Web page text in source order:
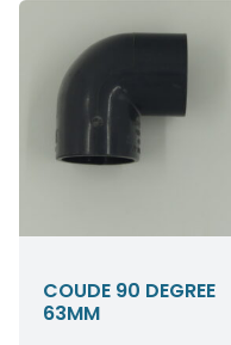
COUDE 90 DEGREE
63MM